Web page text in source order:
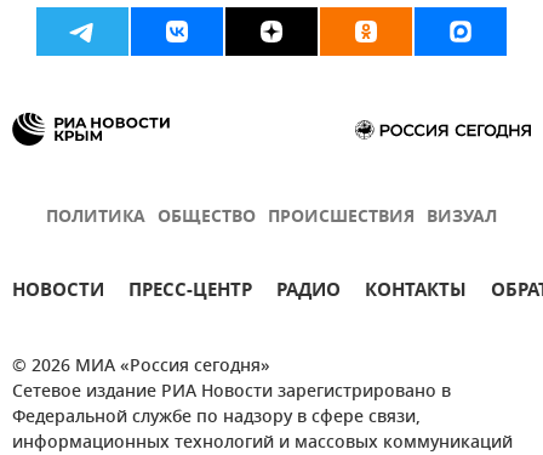
ПОЛИТИКА ОБЩЕСТВО ПРОИСШЕСТВИЯ ВИЗУАЛ
НОВОСТИ ПРЕСС-ЦЕНТР РАДИО КОНТАКТЫ
© 2026 МИА «Россия сегодня»
Сетевое издание РИА Новости зарегистрировано в
Федеральной службе по надзору в сфере связи,
информационных технологий и массовых коммуникаций